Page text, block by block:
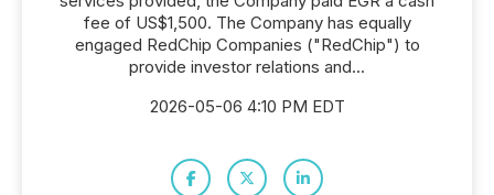
fee of US$1,500. The Company has equally
engaged RedChip Companies ("RedChip") to
provide investor relations and...
2026-05-06 4:10 PM EDT